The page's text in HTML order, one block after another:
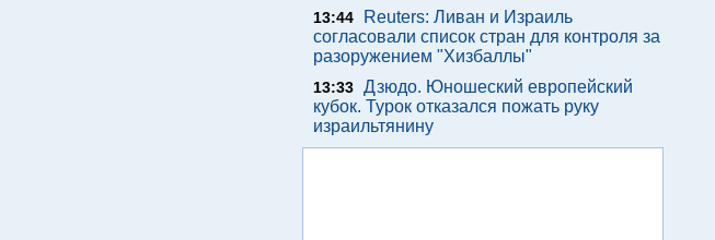
13:44
Reuters: Ливан и Израиль
согласовали список стран для контроля за
разоружением "Хизбаллы"
13:33 Дзюдо. Юношеский европейский
кубок. Турок отказался пожать руку
израильтянину